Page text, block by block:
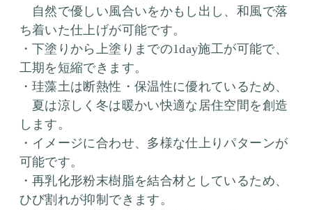
自然で優しい風合いをかもし出し、和風で落
ち着いた仕上げが可能です。
・下塗りから上塗りまでの1day施工が可能で、
工期を短縮できます。
・珪藻土は断熱性・保温性に優れているため、
夏は涼しく冬は暖かい快適な居住空間を創造
します。
・イメージに合わせ、多様な仕上りパターンが
可能です。
・再乳化形粉末樹脂を結合材としているため、
ひび割れが抑制できます。